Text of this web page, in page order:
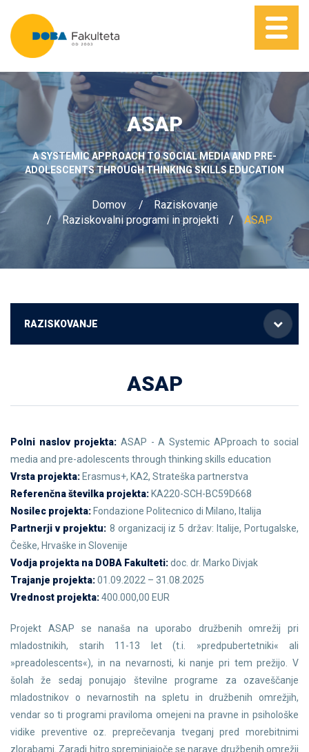
ASAP
A SYSTEMIC APPROACH TO SOCIAL MEDIA AND PRE-
ADOLESCENTS THROUGH THINKING SKILLS EDUCATION
Domov
Raziskovanje
Raziskovalni programi in projekti
ASAP
RAZISKOVANJE
ASAP
Polni naslov projekta: ASAP - A Systemic APproach to social
media and pre-adolescents through thinking skills education
Vrsta projekta: Erasmus+, KA2, Strateška partnerstva
Referenčna številka projekta: KA220-SCH-BC59D668
Nosilec projekta: Fondazione Politecnico di Milano, Italija
Partnerji v projektu: 8 organizacij iz 5 držav: Italije, Portugalske,
Češke, Hrvaške in Slovenije
Vodja projekta na DOBA Fakulteti:doc. dr. Marko Divjak
Trajanje projekta:01.09.2022 – 31.08.2025
Vrednost projekta:400.000,00 EUR
Projekt ASAP se nanaša na uporabo družbenih omrežij pri
mladostnikih, starih 11-13 let (t.i. »predpubertetniki« ali
»preadolescents«), in na nevarnosti, ki nanje pri tem prežijo. V
šolah že sedaj ponujajo številne programe za ozaveščanje
mladostnikov o nevarnostih na spletu in družbenih omrežjih,
vendar so ti programi praviloma omejeni na pravne in psihološke
vidike preventive oz. preprečevanja tveganj pred morebitnimi
zlorabami. Zaradi hitro spreminjajoče se narave družbenih omrežij